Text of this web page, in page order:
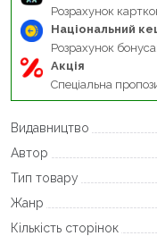
Розрахунок
Національний
Розрахунок
Акція
Спеціальна
Видавництво
Автор
Тип товару
Жанр
Кількість сторінок